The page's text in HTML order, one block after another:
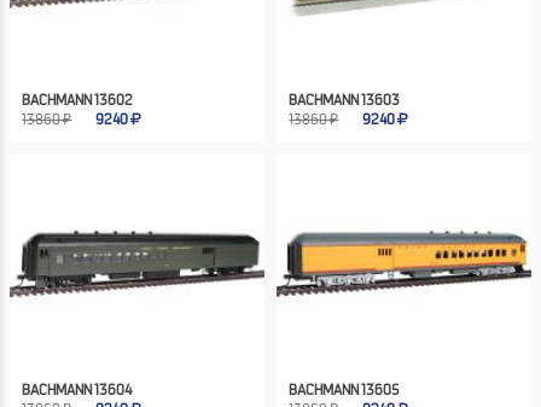
BACHMANN 13602
13860 ₽
9240
BACHMANN 13603
13860 ₽
9240
BACHMANN 13604
BACHMANN 13605